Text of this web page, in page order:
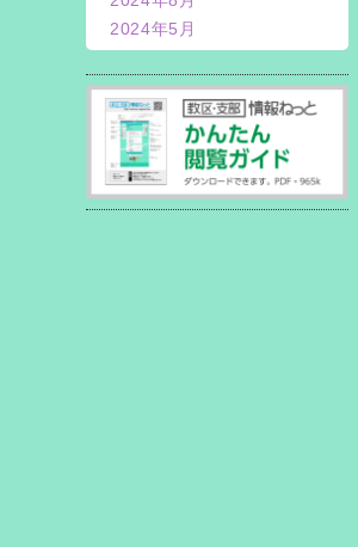
2024年5月